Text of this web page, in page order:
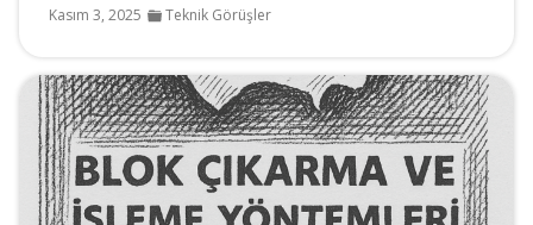
Kasım 3, 2025 Teknik Görüşler